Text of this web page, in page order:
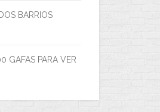
BARRIOS
GAFAS PARA VER